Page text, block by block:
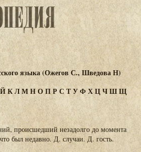
языка (Ожегов С., Шведова Н)
ЙКЛМНОПР С ТУФХЦЧШЩ
происшедший незадолго до момента
был недавно. Д. случаи. Д. гость.